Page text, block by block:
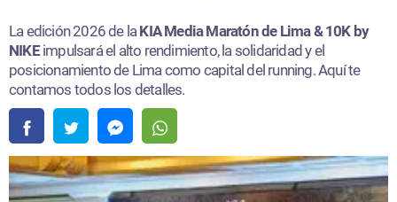
La edición 2026 de la KIA Media Maratón de Lima & 10K by
NIKEimpulsará el alto rendimiento, la solidaridad y el
posicionamiento de Lima como capital del running. Aquí te
contamos todos los detalles.